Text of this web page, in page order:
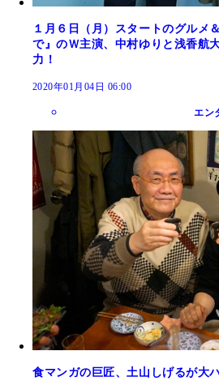
１月６日（月）スタートのグルメ
で』のＷ主演、中村ゆりと浅香航
力！
2020年01月04日 06:00
エン
食マンガの巨匠、土山しげるが大